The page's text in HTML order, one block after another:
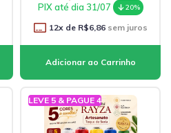
PIX até dia 31/07
20%
12x de R$6,86sem juros
LEVE 5 & PAGUE 4